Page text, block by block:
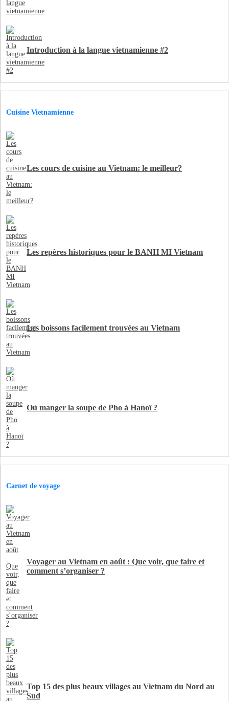
Introduction à la langue vietnamienne #2
Cuisine Vietnamienne
Les cours de cuisine au Vietnam: le meilleur?
Les repères historiques pour le BANH MI Vietnam
Les boissons facilement trouvées au Vietnam
Où manger la soupe de Pho à Hanoï ?
Carnet de voyage
Voyager au Vietnam en août : Que voir, que faire et
comment s’organiser ?
Top 15 des plus beaux villages au Vietnam du Nord au
Sud